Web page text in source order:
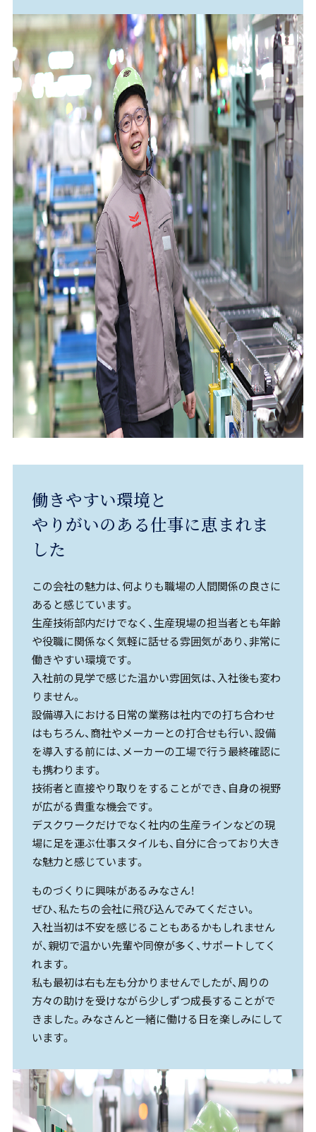
働きやすい環境と
やりがいのある仕事に恵まれま
した
この会社の魅力は、何よりも職場の人間関係の良さに
あると感じています。
生産技術部内だけでなく、生産現場の担当者とも年齢
や役職に関係なく気軽に話せる雰囲気があり、非常に
働きやすい環境です。
入社前の見学で感じた温かい雰囲気は、入社後も変わ
りません。
設備導入における日常の業務は社内での打ち合わせ
はもちろん、商社やメーカーとの打合せも行い、設備
を導入する前には、メーカーの工場で行う最終確認に
も携わります。
技術者と直接やり取りをすることができ、自身の視野
が広がる貴重な機会です。
デスクワークだけでなく社内の生産ラインなどの現
場に足を運ぶ仕事スタイルも、自分に合っており大き
な魅力と感じています。
ものづくりに興味があるみなさん！
ぜひ、私たちの会社に飛び込んでみてください。
入社当初は不安を感じることもあるかもしれません
が、親切で温かい先輩や同僚が多く、サポートしてく
れます。
私も最初は右も左も分かりませんでしたが、周りの
方々の助けを受けながら少しずつ成長することがで
きました。みなさんと一緒に働ける日を楽しみにして
います。